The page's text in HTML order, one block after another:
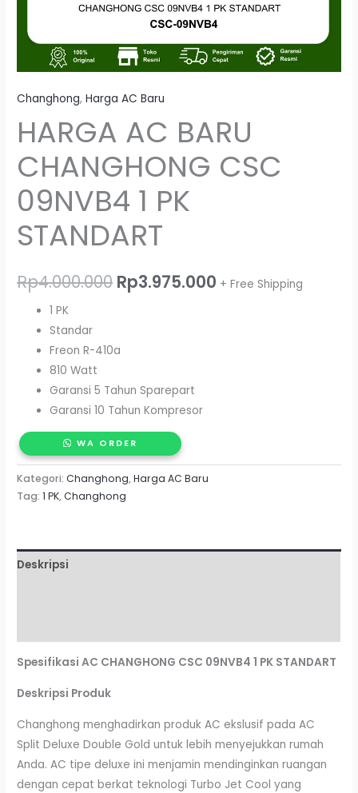
Changhong,Harga AC Baru
HARGA AC BARU
CHANGHONG CSC
09NVB4 1 PK
STANDART
Rp4.000.000 Rp3.975.000 + Free Shipping
1 PK
Standar
Freon R-410a
810 Watt
Garansi 5 Tahun Sparepart
Garansi 10 Tahun Kompresor
WA ORDER
Kategori:Changhong,Harga AC Baru
Tag:1 PK,Changhong
Deskripsi
Spesifikasi AC CHANGHONG CSC 09NVB4 1 PK STANDART
Deskripsi Produk
Changhong menghadirkan produk AC ekslusif pada AC
Split Deluxe Double Gold untuk lebih menyejukkan rumah
Anda. AC tipe deluxe ini menjamin mendinginkan ruangan
dengan cepat berkat teknologi Turbo Jet Cool yang